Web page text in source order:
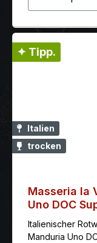
Rundheit, ihre
eigenen
Reichhaltigkeit
und sanfte Süße
dunkle Farbe
Bitternote des
kraftvolle
samtigem
Cabernet
Genuss
✦ Tipp.
Italien
trocken
Masseria la
Uno DOC
Italienischer
Manduria Uno